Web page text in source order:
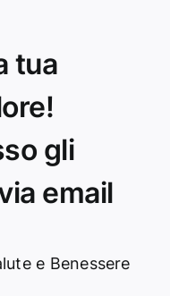
tua
gli
email
e Benessere